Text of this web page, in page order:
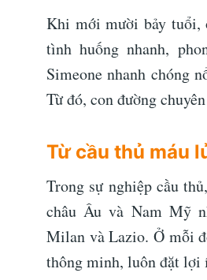
Khi mới mười bảy tuổi,
tình huống nhanh,
Simeone nhanh chóng
Từ đó, con đường
Từ cầu thủ máu
Trong sự nghiệp cầu
châu Âu và Nam Mỹ
Milan và Lazio. Ở mỗi
thông minh, luôn đặt lợi